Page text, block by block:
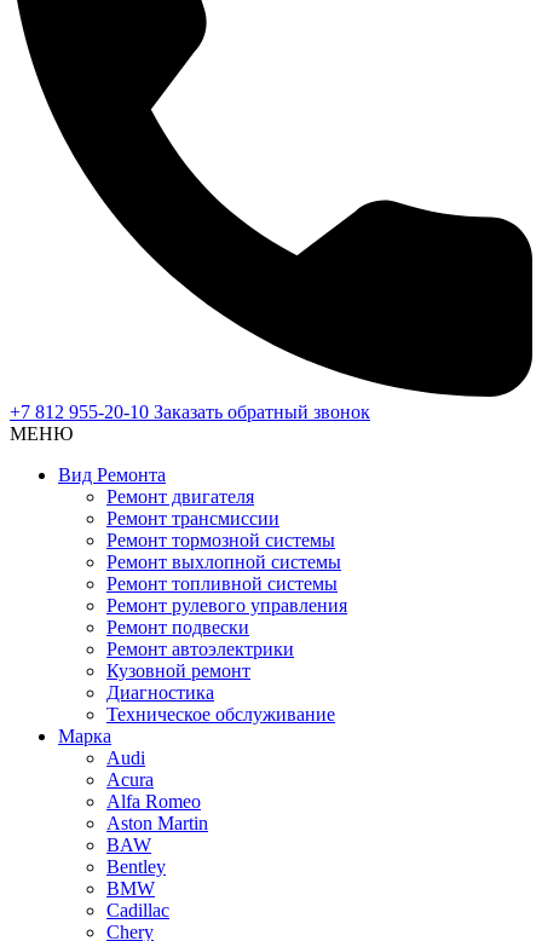
+7 812 955-20-10 Заказать обратный звонок
МЕНЮ
Вид Ремонта
Ремонт двигателя
Ремонт трансмиссии
Ремонт тормозной системы
Ремонт выхлопной системы
Ремонт топливной системы
Ремонт рулевого управления
Ремонт подвески
Ремонт автоэлектрики
Кузовной ремонт
Диагностика
Техническое обслуживание
Марка
Audi
Acura
Alfa Romeo
Aston Martin
BAW
Bentley
BMW
Cadillac
Chery